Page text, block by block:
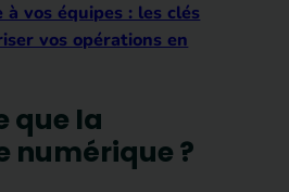
à vos équipes : les clés
vos opérations en
que la
numérique ?